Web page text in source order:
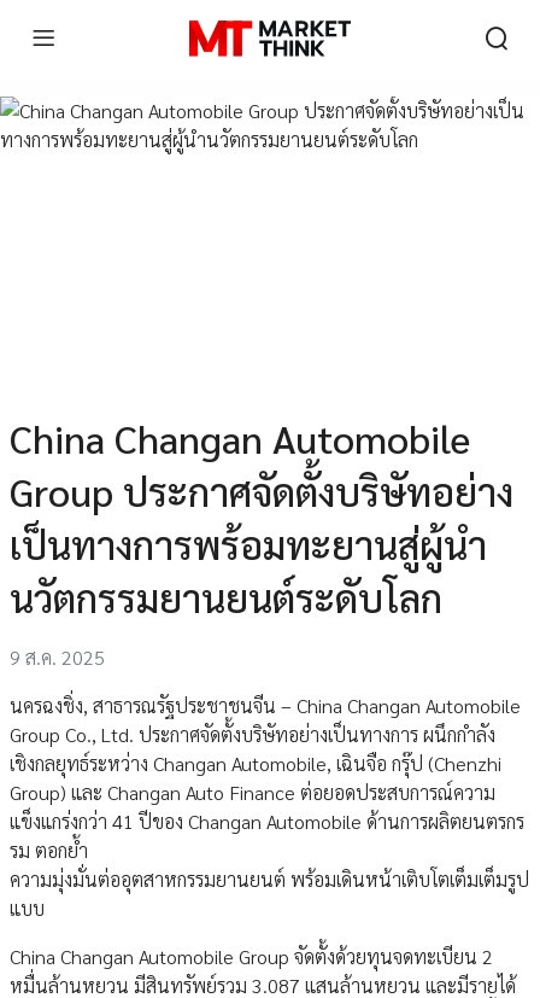
China Changan Automobile
Group ประกาศจัดตั้งบริษัทอย่าง
เป็นทางการพร้อมทะยานสู่ผู้นำ
นวัตกรรมยานยนต์ระดับโลก
9 ส.ค. 2025
นครฉงชิ่ง, สาธารณรัฐประชาชนจีน – China Changan Automobile
Group Co., Ltd. ประกาศจัดตั้งบริษัทอย่างเป็นทางการ ผนึกกำลัง
เชิงกลยุทธ์ระหว่าง Changan Automobile, เฉินจือ กรุ๊ป (Chenzhi
Group) และ Changan Auto Finance ต่อยอดประสบการณ์ความ
แข็งแกร่งกว่า 41 ปีของ Changan Automobile ด้านการผลิตยนตรกร
รม ตอกย้ำ
ความมุ่งมั่นต่ออุตสาหกรรมยานยนต์ พร้อมเดินหน้าเติบโตเต็มเต็มรูป
แบบ
China Changan Automobile Group จัดตั้งด้วยทุนจดทะเบียน 2
หมื่นล้านหยวน มีสินทรัพย์รวม 3.087 แสนล้านหยวน และมีรายได้